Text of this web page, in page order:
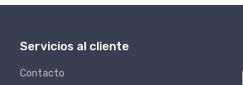
Servicios al cliente
Contacto